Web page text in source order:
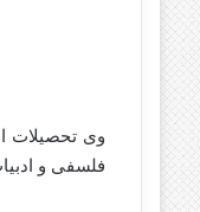
وی تحصیلات
فلسفی و